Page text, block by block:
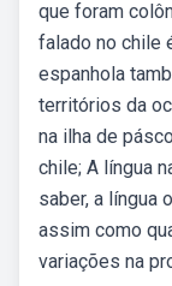
que foram
falado no chile
espanhola
territórios da
na ilha de
chile; A língua
saber, a língua
assim como
variações na